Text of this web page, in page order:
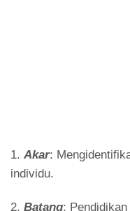
1. Akar:
individu.
2. Batang: